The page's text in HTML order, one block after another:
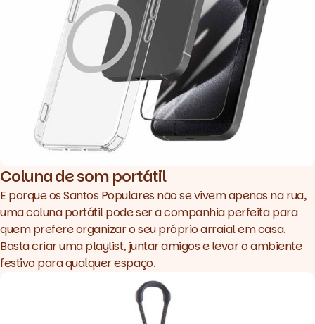
Coluna de som portátil
E porque os Santos Populares não se vivem apenas na rua,
umacoluna portátilpode ser a companhia perfeita para
quem prefere organizar o seu próprio arraial em casa.
Basta criar uma playlist, juntar amigos e levar o ambiente
festivo para qualquer espaço.